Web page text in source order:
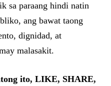
sa paraang hindi natin
ang bawat taong
dignidad, at
malasakit.
ito, LIKE, SHARE,